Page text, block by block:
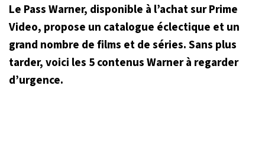
Le Pass Warner, disponible à l’achat sur Prime
Video, propose un catalogue éclectique et un
grand nombre de films et de séries. Sans plus
tarder, voici les 5 contenus Warner à regarder
d’urgence.